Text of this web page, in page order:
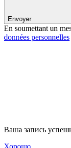
Envoyer
En soumettant un
données personnelles
Ваша запись
Хорошо